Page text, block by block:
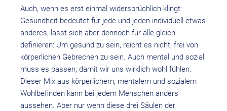
Auch, wenn es erst einmal widersprüchlich klingt:
Gesundheit bedeutet für jede und jeden individuell etwas
anderes, lässt sich aber dennoch für alle gleich
definieren: Um gesund zu sein, reicht es nicht, frei von
körperlichen Gebrechen zu sein. Auch mental und sozial
muss es passen, damit wir uns wirklich wohl fühlen.
Dieser Mix aus körperlichem, mentalem und sozialem
Wohlbefinden kann bei jedem Menschen anders
aussehen. Aber nur wenn diese drei Säulen der